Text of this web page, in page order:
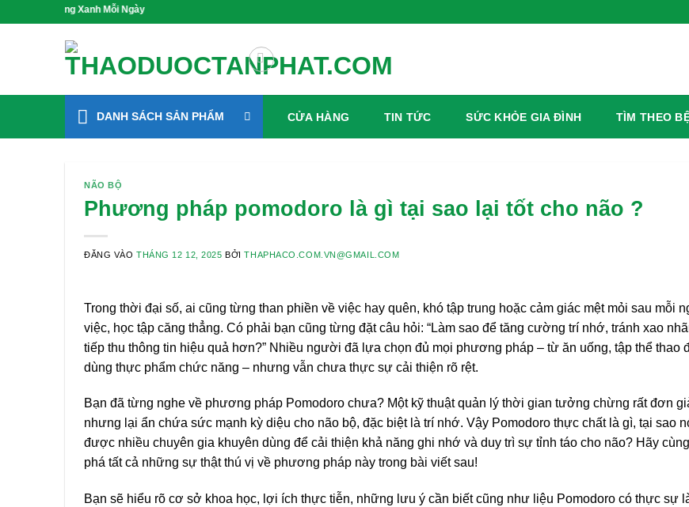
Xanh Mỗi Ngày
DANH SÁCH SẢN PHẨM CỬA HÀNG TIN TỨC SỨC KHỎE GIA ĐÌNH TÌM THEO
NÃO BỘ
Phương pháp pomodoro là gì tại sao lại tốt cho não ?
ĐĂNG VÀOTHÁNG 12 12, 2025 BỞITHAPHACO.COM.VN@GMAIL.COM
Trong thời đại số, ai cũng từng than phiền về việc hay quên, khó tập trung hoặc cảm giác mệt mỏi sau mỗi
việc, học tập căng thẳng. Có phải bạn cũng từng đặt câu hỏi: “Làm sao để tăng cường trí nhớ, tránh xao
tiếp thu thông tin hiệu quả hơn?” Nhiều người đã lựa chọn đủ mọi phương pháp – từ ăn uống, tập thể thao
dùng thực phẩm chức năng – nhưng vẫn chưa thực sự cải thiện rõ rệt.
Bạn đã từng nghe về phương pháp Pomodoro chưa? Một kỹ thuật quản lý thời gian tưởng chừng rất đơn
nhưng lại ẩn chứa sức mạnh kỳ diệu cho não bộ, đặc biệt là trí nhớ. Vậy Pomodoro thực chất là gì, tại sao
được nhiều chuyên gia khuyên dùng để cải thiện khả năng ghi nhớ và duy trì sự tỉnh táo cho não? Hãy
phá tất cả những sự thật thú vị về phương pháp này trong bài viết sau!
Bạn sẽ hiểu rõ cơ sở khoa học, lợi ích thực tiễn, những lưu ý cần biết cũng như liệu Pomodoro có thực sự